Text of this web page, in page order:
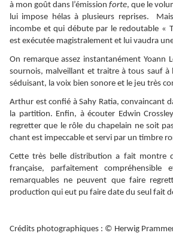
à mon goût dans l’émission forte, que le
lui impose hélas à plusieurs reprises.
incombe et qui débute par le redoutable «
est exécutée magistralement et lui vaudra
On remarque assez instantanément Yoann
sournois, malveillant et traitre à tous sauf à
séduisant, la voix bien sonore et le jeu très
Arthur est confié à Sahy Ratia, convaincant
la partition. Enfin, à écouter Edwin
regretter que le rôle du chapelain ne soit
chant est impeccable et servi par un timbre
Cette très belle distribution a fait montre
française, parfaitement compréhensible
remarquables ne peuvent que faire
production qui eut pu faire date du seul fait
Crédits photographiques : © Herwig